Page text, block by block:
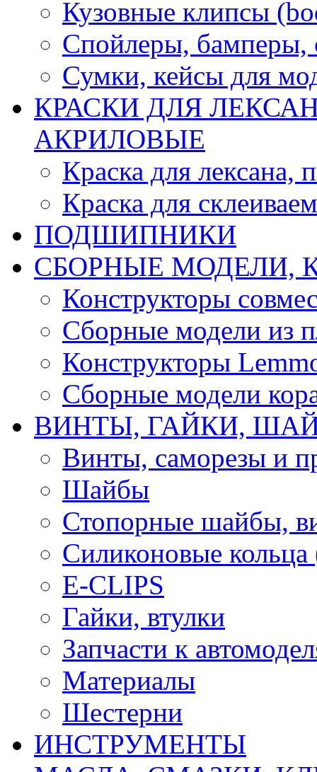
Кузовные клипсы
Спойлеры, бамперы,
Сумки, кейсы для
КРАСКИ ДЛЯ
АКРИЛОВЫЕ
Краска для лексана,
Краска для
ПОДШИПНИКИ
CБОРНЫЕ МОДЕЛИ,
Конструкторы
Сборные модели из
Конструкторы
Сборные модели
ВИНТЫ, ГАЙКИ,
Винты, саморезы и
Шайбы
Стопорные шайбы,
Силиконовые
E-CLIPS
Гайки, втулки
Запчасти к
Материалы
Шестерни
ИНСТРУМЕНТЫ